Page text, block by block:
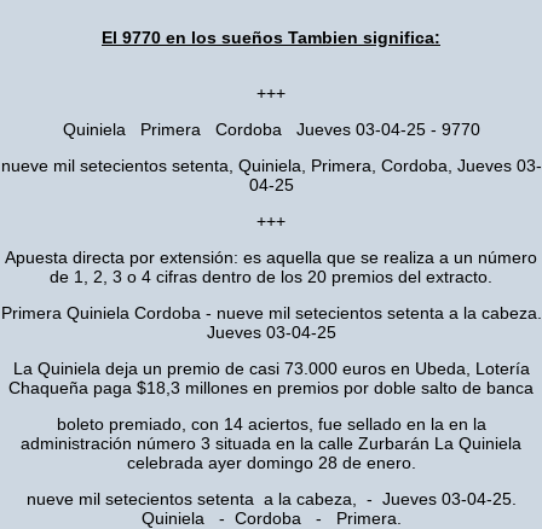
El 9770 en los sueños Tambien significa:
+++
Quiniela Primera Cordoba Jueves 03-04-25 - 9770
nueve mil setecientos setenta, Quiniela, Primera, Cordoba, Jueves 03-
04-25
+++
Apuesta directa por extensión: es aquella que se realiza a un número
de 1, 2, 3 o 4 cifras dentro de los 20 premios del extracto.
Primera Quiniela Cordoba - nueve mil setecientos setenta a la cabeza.
Jueves 03-04-25
La Quiniela deja un premio de casi 73.000 euros en Ubeda, Lotería
Chaqueña paga $18,3 millones en premios por doble salto de banca
boleto premiado, con 14 aciertos, fue sellado en la en la
administración número 3 situada en la calle Zurbarán La Quiniela
celebrada ayer domingo 28 de enero.
nueve mil setecientos setenta a la cabeza, - Jueves 03-04-25.
Quiniela - Cordoba - Primera.